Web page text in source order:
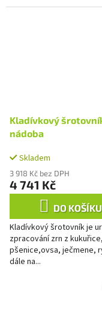
Kladívkový
nádoba
Skladem
3 918 Kč bez DPH
4 741 Kč
DO KOŠÍKU
Kladívkový šrotovník je
zpracování zrn z kukuřice,
pšenice,ovsa, ječmene,
dále na...